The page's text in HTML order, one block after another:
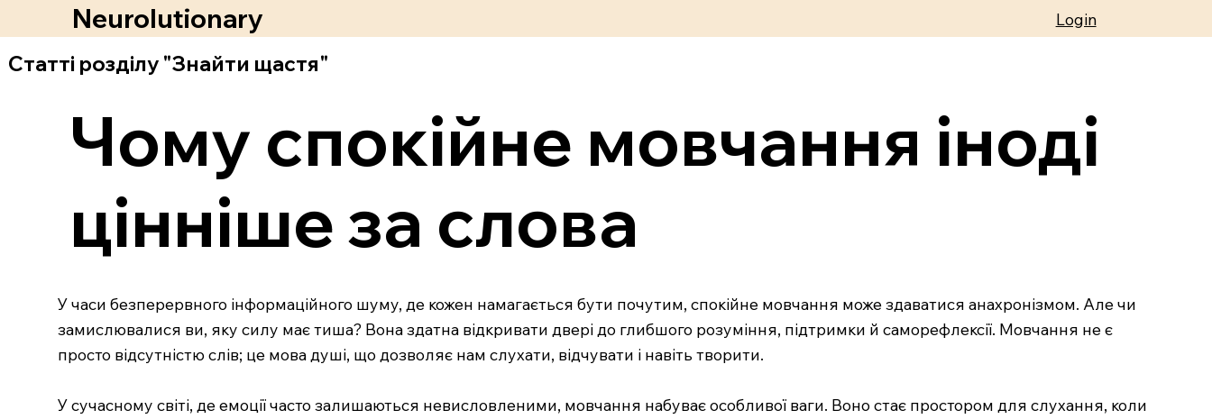
Neurolutionary Login
Статті розділу "Знайти щастя"
Чому спокійне мовчання іноді
цінніше за слова
У часи безперервного інформаційного шуму, де кожен намагається бути почутим, спокійне мовчання може здаватися анахронізмом. Але чи
замислювалися ви, яку силу має тиша? Вона здатна відкривати двері до глибшого розуміння, підтримки й саморефлексії. Мовчання не є
просто відсутністю слів; це мова душі, що дозволяє нам слухати, відчувати і навіть творити.
У сучасному світі, де емоції часто залишаються невисловленими, мовчання набуває особливої ваги. Воно стає простором для слухання, коли